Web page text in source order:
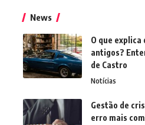
News
O que explica
antigos?
de Castro
Notícias
Gestão de
erro mais